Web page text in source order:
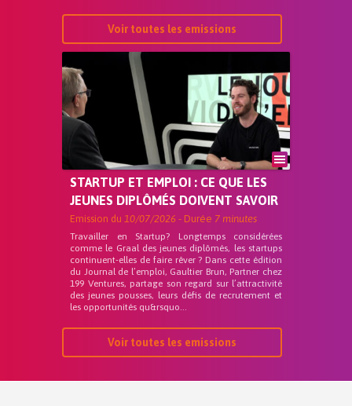
Voir toutes les emissions
STARTUP ET EMPLOI : CE QUE LES
JEUNES DIPLÔMÉS DOIVENT SAVOIR
Emission du 10/07/2026 - Durée 7 minutes
Travailler en Startup? Longtemps considérées
comme le Graal des jeunes diplômés, les startups
continuent-elles de faire rêver ? Dans cette édition
du Journal de l’emploi, Gaultier Brun, Partner chez
199 Ventures, partage son regard sur l’attractivité
des jeunes pousses, leurs défis de recrutement et
les opportunités qu&rsquo...
Voir toutes les emissions